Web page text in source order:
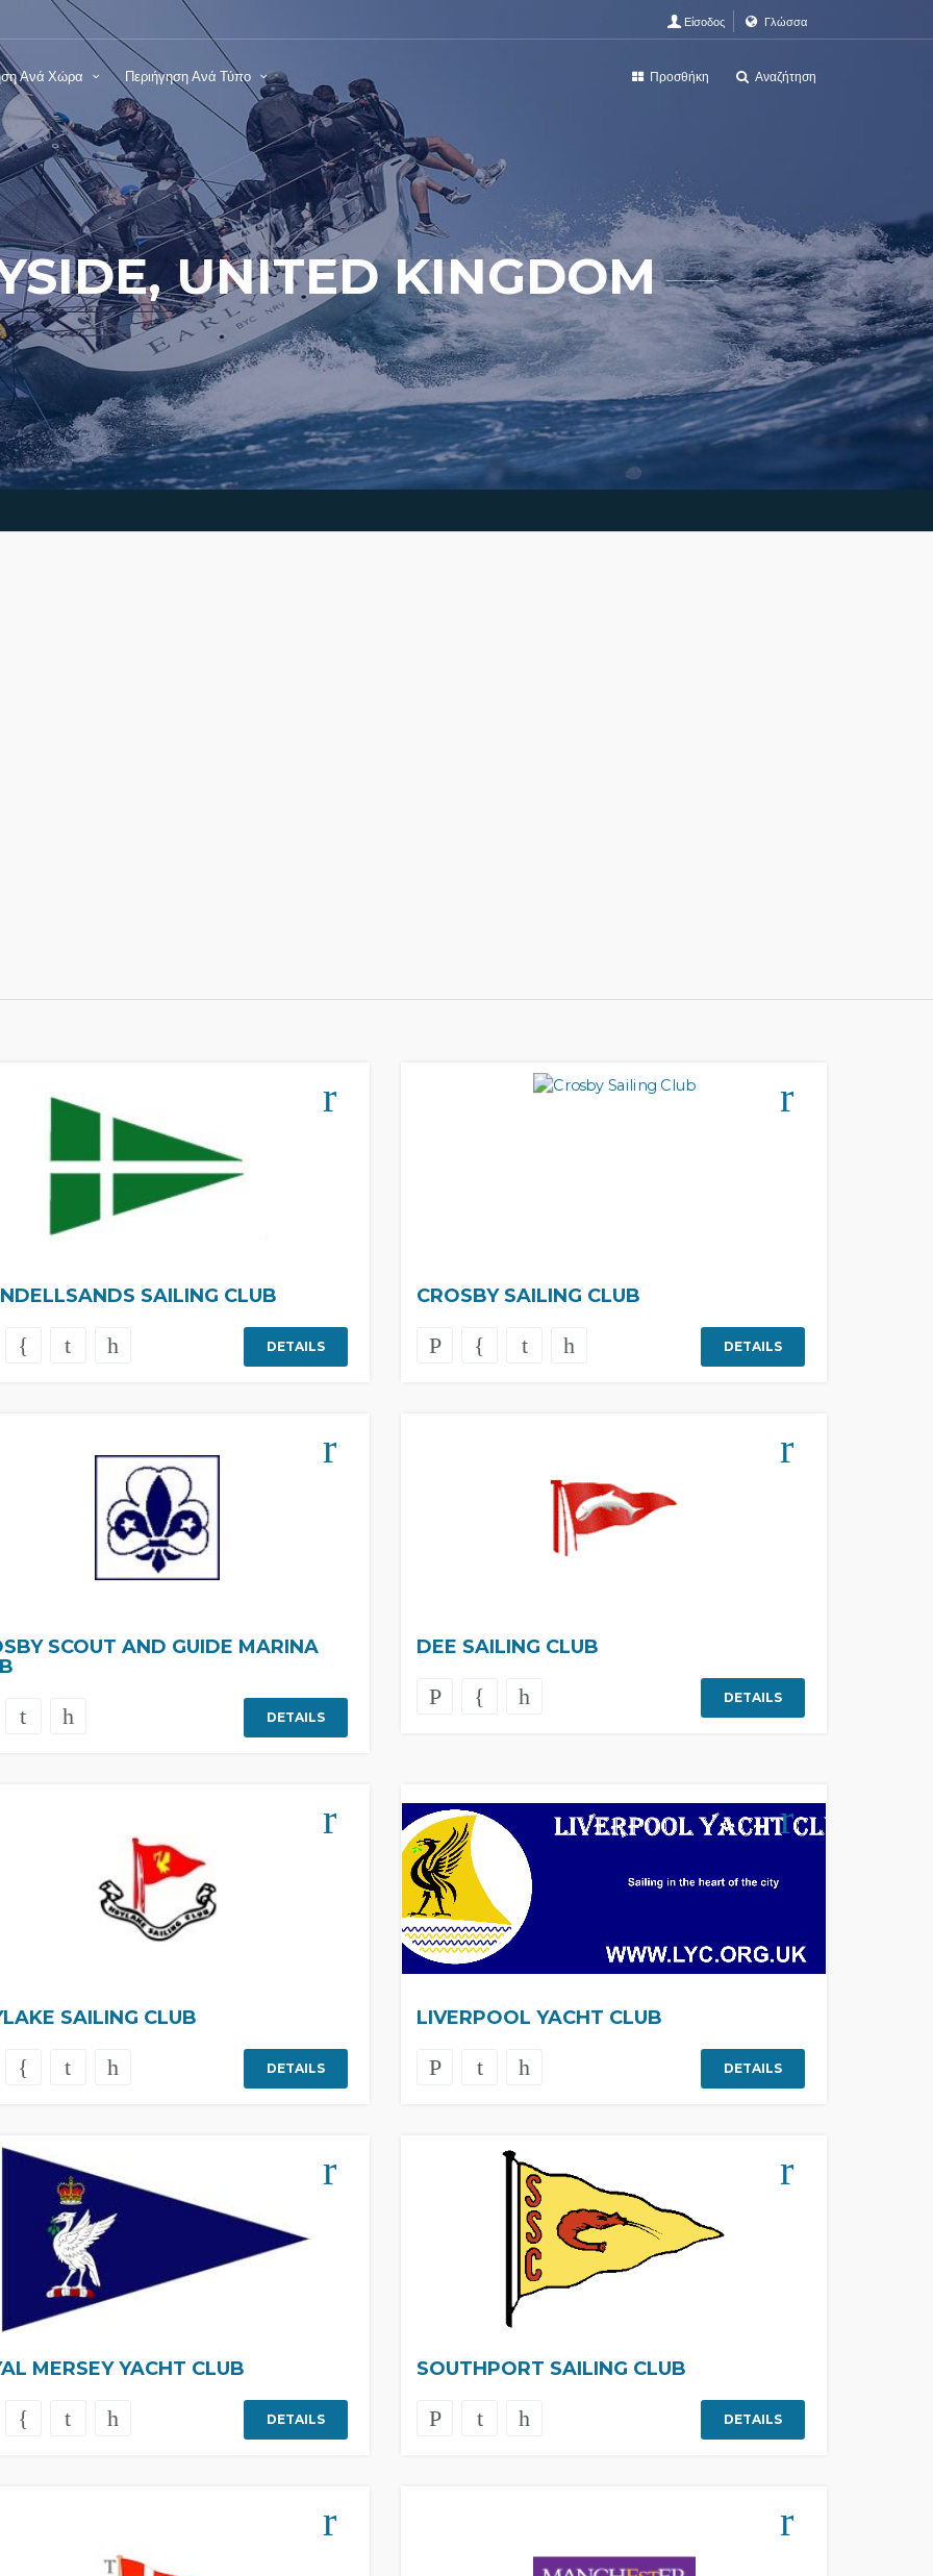
Είσοδος Γλώσσα
Ανά Χώρα Περιήγηση Ανά Τύπο Προσθήκη Αναζήτηση
UNITED KINGDOM
SAILING CLUB
DETAILS
CROSBY SAILING CLUB
DETAILS
SCOUT AND GUIDE MARINA
DETAILS
DEE SAILING CLUB
DETAILS
SAILING CLUB
DETAILS
LIVERPOOL YACHT CLUB
DETAILS
MERSEY YACHT CLUB
DETAILS
SOUTHPORT SAILING CLUB
DETAILS